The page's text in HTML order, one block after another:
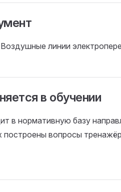
линии
в обучении
в нормативную базу
построены вопросы